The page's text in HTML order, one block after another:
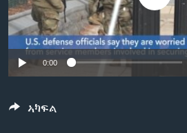
ቂሔ ጽልሚ
ቋንቋታት
0:00
ኣካፍል